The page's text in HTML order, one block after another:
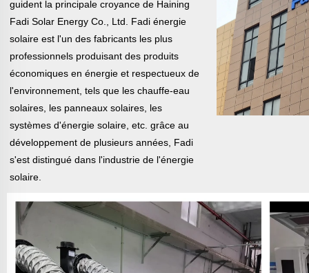
guident la principale croyance de Haining
Fadi Solar Energy Co., Ltd. Fadi énergie
solaire est l'un des fabricants les plus
professionnels produisant des produits
économiques en énergie et respectueux de
l'environnement, tels que les chauffe-eau
solaires, les panneaux solaires, les
systèmes d'énergie solaire, etc. grâce au
développement de plusieurs années, Fadi
s'est distingué dans l'industrie de l'énergie
solaire.